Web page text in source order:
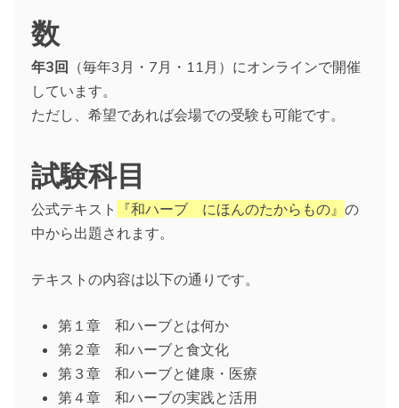
数
年3回 （毎年3月・7月・11月）にオンラインで開催
しています。
ただし、希望であれば会場での受験も可能です。
試験科目
公式テキスト 『和ハーブ にほんのたからもの』 の
中から出題されます。
テキストの内容は以下の通りです。
第１章 和ハーブとは何か
第２章 和ハーブと食文化
第３章 和ハーブと健康・医療
第４章 和ハーブの実践と活用